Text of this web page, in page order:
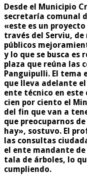
Desde el Municipio
secretaría comunal
«este es un
través del Serviu,
públicos
y lo que se busca es
plaza que reúna las
Panguipulli. El tema
que lleva adelante
ente técnico en este
cien por ciento el
del fin que van a
que preocuparnos
hay», sostuvo. El
las consultas
el ente mandante
tala de árboles, lo
cumpliendo.